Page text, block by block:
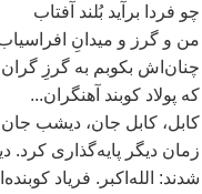
چو فردا برآید بُلند آفتاب
من و گرز و میدانِ
چنان اش بکوبم به گرزِ گران
که پولاد کوبند آهنگران...
کابل، کابل جان، دیشب جان
زمان دیگر پایهگذاری کرد.
شدند: الله اکبر. فریاد کوبنده